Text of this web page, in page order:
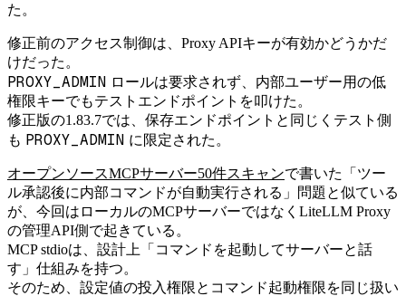
た。
修正前のアクセス制御は、Proxy APIキーが有効かどうかだ
けだった。
PROXY_ADMIN ロールは要求されず、内部ユーザー用の低
権限キーでもテストエンドポイントを叩けた。
修正版の1.83.7では、保存エンドポイントと同じくテスト側
も PROXY_ADMIN に限定された。
オープンソースMCPサーバー50件スキャンで書いた「ツー
ル承認後に内部コマンドが自動実行される」問題と似ている
が、今回はローカルのMCPサーバーではなくLiteLLM Proxy
の管理API側で起きている。
MCP stdioは、設計上「コマンドを起動してサーバーと話
す」仕組みを持つ。
そのため、設定値の投入権限とコマンド起動権限を同じ扱い